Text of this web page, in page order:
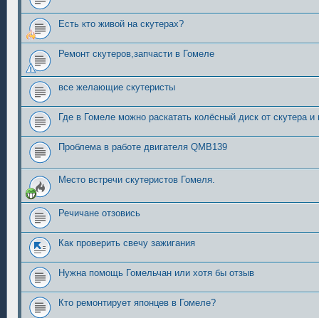
Есть кто живой на скутерах?
Ремонт скутеров,запчасти в Гомеле
все желающие скутеристы
Где в Гомеле можно раскатать колёсный диск от скутера и
Проблема в работе двигателя QMB139
Место встречи скутеристов Гомеля.
Речичане отзовись
Как проверить свечу зажигания
Нужна помощь Гомельчан или хотя бы отзыв
Кто ремонтирует японцев в Гомеле?